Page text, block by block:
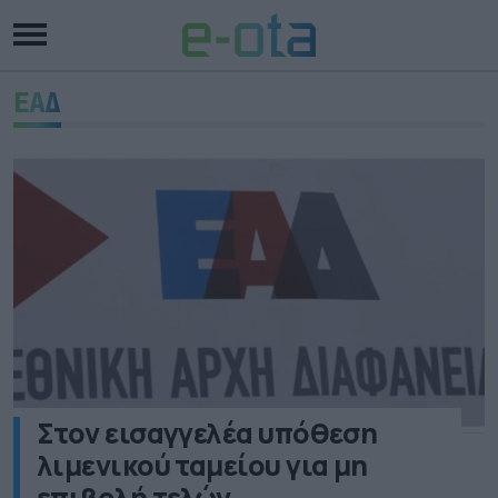
ΕΑΔ
Στον εισαγγελέα υπόθεση
λιμενικού ταμείου για μη